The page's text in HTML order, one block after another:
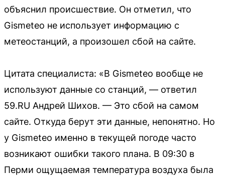
объяснил происшествие. Он отметил, что
Gismeteo не использует информацию с
метеостанций, а произошел сбой на сайте.
Цитата специалиста: «В Gismeteo вообще не
используют данные со станций, — ответил
59.RU Андрей Шихов. — Это сбой на самом
сайте. Откуда берут эти данные, непонятно. Но
у Gismeteo именно в текущей погоде часто
возникают ошибки такого плана. В 09:30 в
Перми ощущаемая температура воздуха была